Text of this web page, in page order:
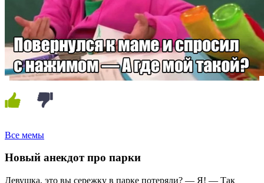
Все мемы
Новый анекдот про парки
Девушка, это вы сережку в парке потеряли? — Я! — Так